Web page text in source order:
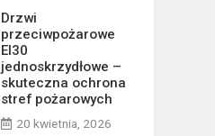
Drzwi
przeciwpożarowe
EI30
jednoskrzydłowe –
skuteczna ochrona
stref pożarowych
20 kwietnia, 2026